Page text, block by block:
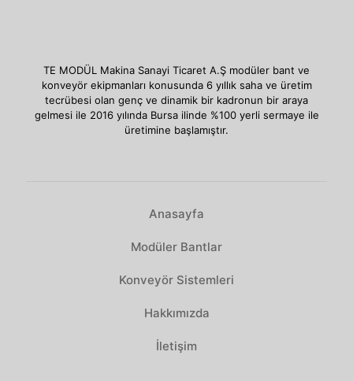
TE MODÜL Makina Sanayi Ticaret A.Ş modüler bant ve
konveyör ekipmanları konusunda 6 yıllık saha ve üretim
tecrübesi olan genç ve dinamik bir kadronun bir araya
gelmesi ile 2016 yılında Bursa ilinde %100 yerli sermaye ile
üretimine başlamıştır.
Anasayfa
Modüler Bantlar
Konveyör Sistemleri
Hakkımızda
İletişim